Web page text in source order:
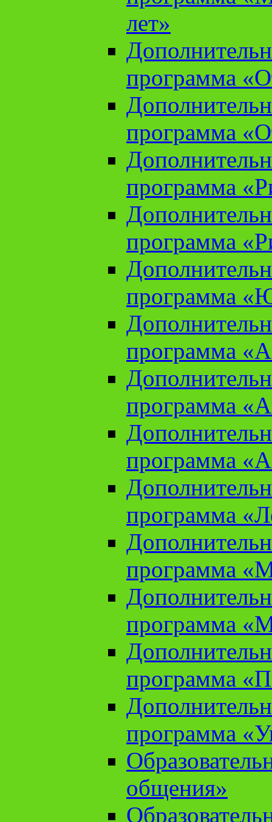
лет»
программа
программа
программа
программа
программа
программа
программа
программа
программа
программа
программа
программа
программа
общения»